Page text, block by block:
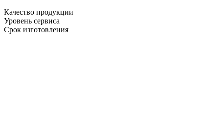
Качество продукции
Уровень сервиса
Срок изготовления